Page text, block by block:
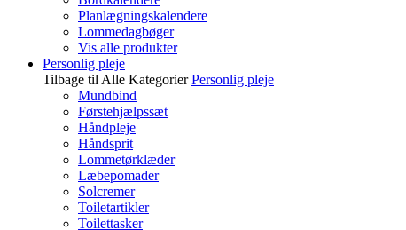
Planlægningskalendere
Lommedagbøger
Vis alle produkter
Personlig pleje
Tilbage til Alle Kategorier Personlig pleje
Mundbind
Førstehjælpssæt
Håndpleje
Håndsprit
Lommetørklæder
Læbepomader
Solcremer
Toiletartikler
Toilettasker